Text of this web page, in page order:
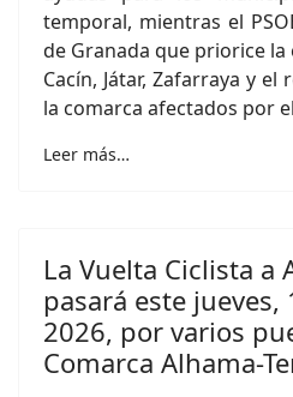
temporal, mientras el
de Granada que priorice la
Cacín, Játar, Zafarraya y
la comarca afectados por
Leer más…
La Vuelta Ciclista a
pasará este
2026, por varios
Comarca Alhama-